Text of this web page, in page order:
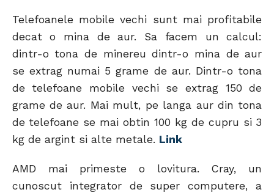
Telefoanele mobile vechi sunt mai profitabile
decat o mina de aur. Sa facem un calcul:
dintr-o tona de minereu dintr-o mina de aur
se extrag numai 5 grame de aur. Dintr-o tona
de telefoane mobile vechi se extrag 150 de
grame de aur. Mai mult, pe langa aur din tona
de telefoane se mai obtin 100 kg de cupru si 3
kg de argint si alte metale. Link
AMD mai primeste o lovitura. Cray, un
cunoscut integrator de super computere, a